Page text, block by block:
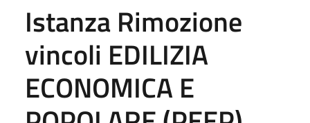
Istanza Rimozione
vincoli EDILIZIA
ECONOMICA E